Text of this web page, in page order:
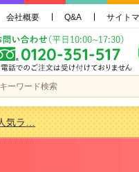
会社概要 Q&A サイト
気ラ…
気ラ…